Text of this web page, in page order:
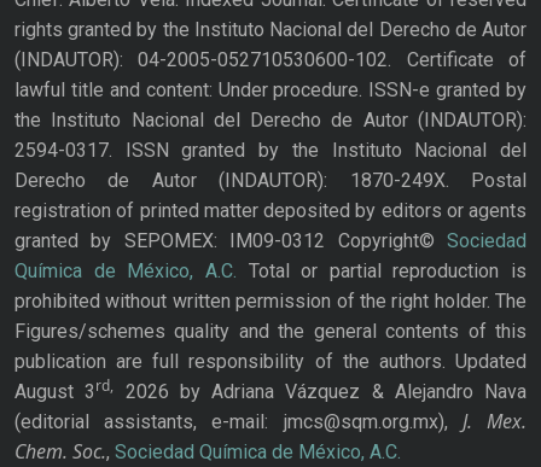
rights granted by the Instituto Nacional del Derecho de Autor
(INDAUTOR): 04-2005-052710530600-102. Certificate of
lawful title and content: Under procedure. ISSN-e granted by
the Instituto Nacional del Derecho de Autor (INDAUTOR):
2594-0317. ISSN granted by the Instituto Nacional del
Derecho de Autor (INDAUTOR): 1870-249X. Postal
registration of printed matter deposited by editors or agents
granted by SEPOMEX: IM09-0312 Copyright© Sociedad
Química de México, A.C. Total or partial reproduction is
prohibited without written permission of the right holder. The
Figures/schemes quality and the general contents of this
publication are full responsibility of the authors. Updated
August 3rd,
2026 by Adriana Vázquez & Alejandro Nava
(editorial assistants, e-mail: jmcs@sqm.org.mx), J. Mex.
Chem. Soc., Sociedad Química de México, A.C.